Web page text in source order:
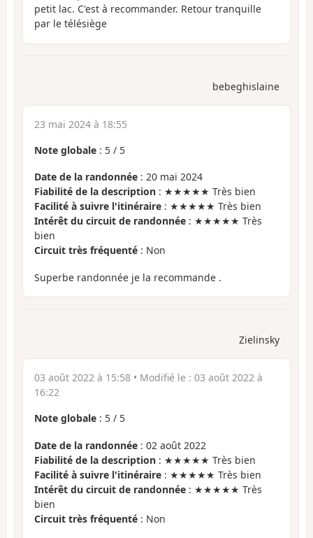
petit lac. C'est à recommander. Retour tranquille
par le télésiège
bebeghislaine
23 mai 2024 à 18:55
Note globale : 5 / 5
Date de la randonnée : 20 mai 2024
Fiabilité de la description : ★★★★★ Très bien
Facilité à suivre l'itinéraire : ★★★★★ Très bien
Intérêt du circuit de randonnée : ★★★★★ Très
bien
Circuit très fréquenté : Non
Superbe randonnée je la recommande .
Zielinsky
03 août 2022 à 15:58 • Modifié le : 03 août 2022 à
16:22
Note globale : 5 / 5
Date de la randonnée : 02 août 2022
Fiabilité de la description : ★★★★★ Très bien
Facilité à suivre l'itinéraire : ★★★★★ Très bien
Intérêt du circuit de randonnée : ★★★★★ Très
bien
Circuit très fréquenté : Non